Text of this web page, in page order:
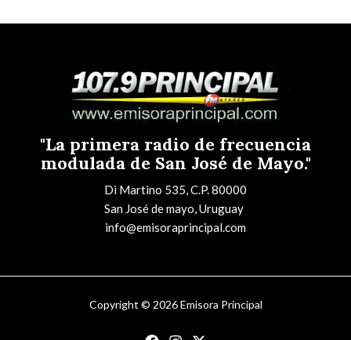
"La primera radio de frecuencia
modulada de San José de Mayo."
Di Martino 535, C.P. 80000
San José de mayo, Uruguay
info@emisoraprincipal.com
Copyright © 2026 Emisora Principal